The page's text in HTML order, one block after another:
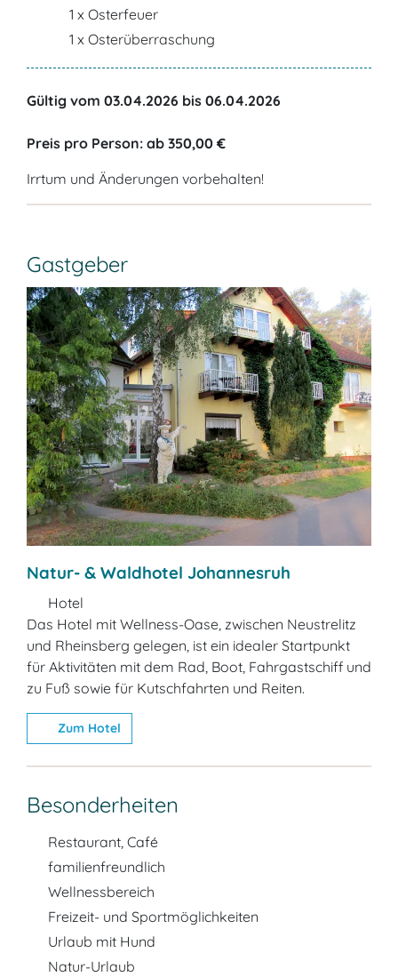
1 x Osterfeuer
1 x Osterüberraschung
Gültig vom 03.04.2026 bis 06.04.2026
Preis pro Person: ab 350,00 €
Irrtum und Änderungen vorbehalten!
Gastgeber
Natur- & Waldhotel Johannesruh
Hotel
Das Hotel mit Wellness-Oase, zwischen Neustrelitz
und Rheinsberg gelegen, ist ein idealer Startpunkt
für Aktivitäten mit dem Rad, Boot, Fahrgastschiff und
zu Fuß sowie für Kutschfahrten und Reiten.
Zum Hotel
Besonderheiten
Restaurant, Café
familienfreundlich
Wellnessbereich
Freizeit- und Sportmöglichkeiten
Urlaub mit Hund
Natur-Urlaub